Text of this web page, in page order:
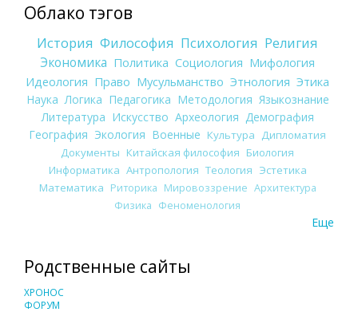
Облако тэгов
История Философия Психология Религия
Экономика Политика Социология Мифология
Идеология Право Мусульманство Этнология Этика
Наука Логика Педагогика Методология Языкознание
Литература Искусство Археология Демография
География Экология Военные Культура
Дипломатия
Документы Китайская философия Биология
Информатика Антропология Теология Эстетика
Математика Риторика Мировоззрение Архитектура
Физика Феноменология
Еще
Родственные сайты
ХРОНОС
ФОРУМ